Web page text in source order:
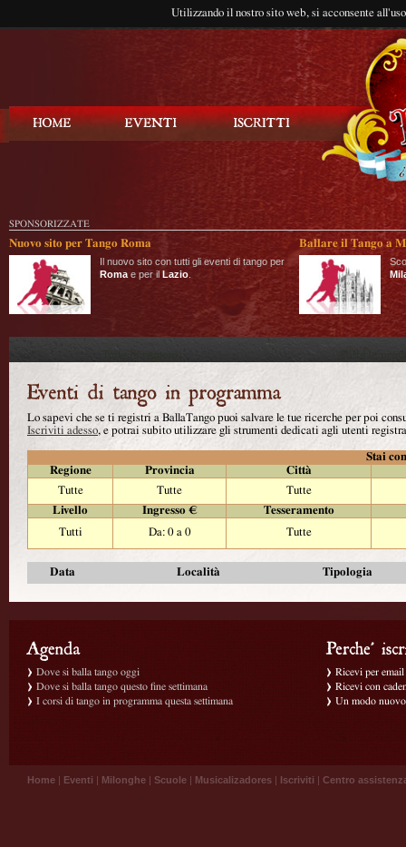
Utilizzando il nostro sito web, si acconsente
SPONSORIZZATE
Nuovo sito per Tango Roma
Il nuovo sito con tutti gli eventi di tango per
Roma e per il Lazio
Ballare il Tango a
Lo sapevi che se ti registri a BallaTango puoi salvare le tue ricerche per poi
Iscriviti adesso, e potrai subito utilizzare gli strumenti dedicati agli utenti
Stai
Regione
Provincia
Città
Tutte
Tutte
Tutte
Livello
Ingresso €
Tesseramento
Tutti
Da: 0 a 0 Tutte
Data Località Tipologia
Dove si balla tango oggi
Dove si balla tango questo fine settimana
I corsi di tango in programma questa settimana
Ricevi per
Ricevi con
Un modo
Home | Eventi | Milonghe | Scuole | Musicalizadores | Iscriviti | Centro